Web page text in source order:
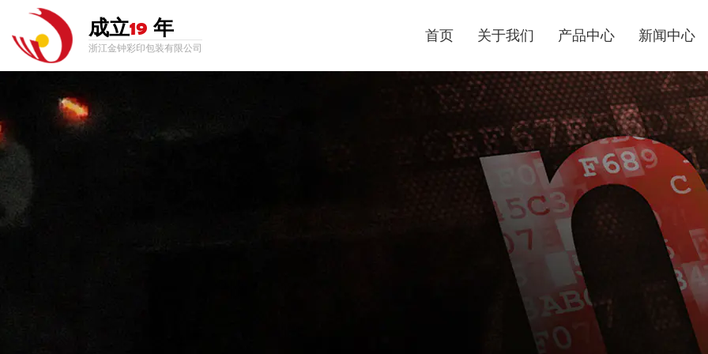
成立19 年
浙江金钟彩印包装有限公司
首页 关于我们 产品中心 新闻中心